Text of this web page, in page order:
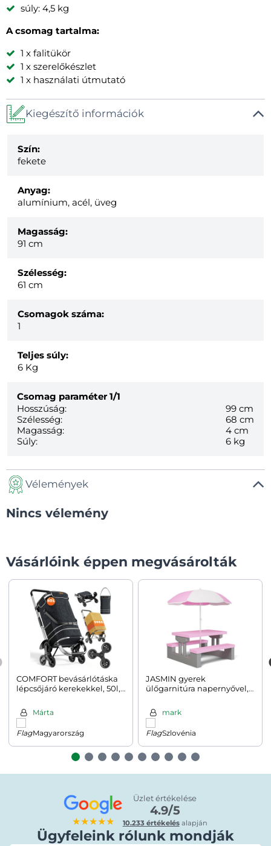
súly: 4,5 kg
A csomag tartalma:
1 x falitükör
1 x szerelőkészlet
1 x használati útmutató
Kiegészítő információk
Szín:
fekete
Anyag:
alumínium, acél, üveg
Magasság:
91 cm
Szélesség:
61 cm
Csomagok száma:
1
Teljes súly:
6 Kg
Csomag paraméter 1/1
Hosszúság:
99 cm
Szélesség:
68 cm
Magasság:
4 cm
Súly:
6 kg
Vélemények
Nincs vélemény
Vásárlóink éppen megvásárolták
COMFORT bevásárlótáska
lépcsőjáró kerekekkel, 50l,
Márta
Magyarország
JASMIN gyerek
ülőgarnitúra napernyővel,
rózsaszín/szürke
mark
Szlovénia
★★★★★
Üzlet értékelése
4.9/5
10.233 értékelésalapján
Ügyfeleink rólunk mondják